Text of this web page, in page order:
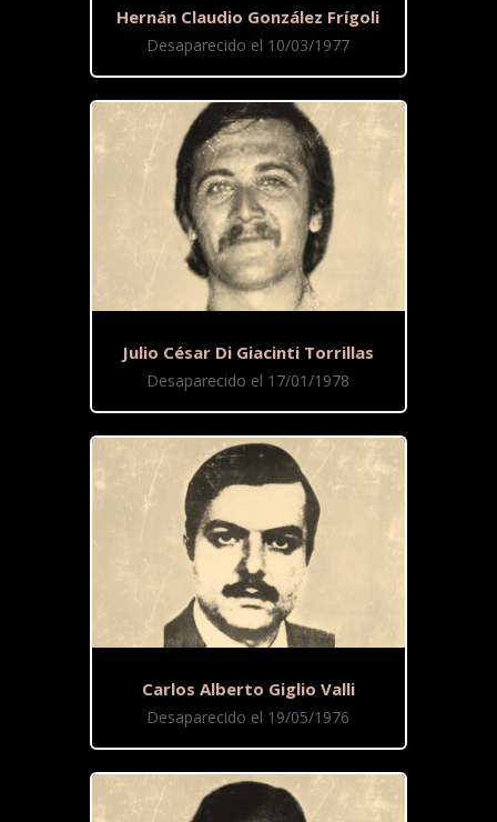
Hernán Claudio González Frígoli
Desaparecido el 10/03/1977
Julio César Di Giacinti Torrillas
Desaparecido el 17/01/1978
Carlos Alberto Giglio Valli
Desaparecido el 19/05/1976